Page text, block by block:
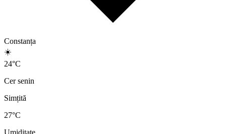
Constanța
☀️
24°C
Cer senin
Simțită
27°C
Umiditate